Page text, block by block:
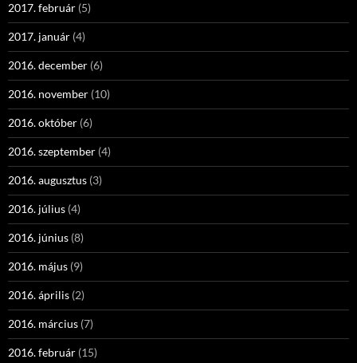
2017. február (5)
2017. január (4)
2016. december (6)
2016. november (10)
2016. október (6)
2016. szeptember (4)
2016. augusztus (3)
2016. július (4)
2016. június (8)
2016. május (9)
2016. április (2)
2016. március (7)
2016. február (15)